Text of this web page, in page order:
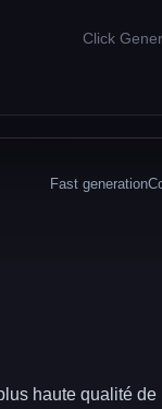
Click
Fast generation
haute qualité de